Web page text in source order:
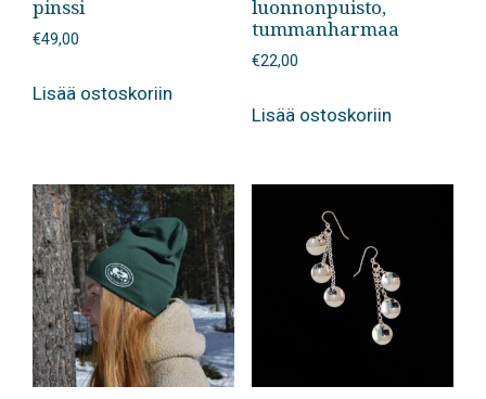
pinssi
€49,00
Lisää ostoskoriin
luonnonpuisto,
tummanharmaa
€22,00
Lisää ostoskoriin